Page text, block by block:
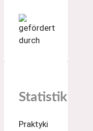
Statistik
Praktyki